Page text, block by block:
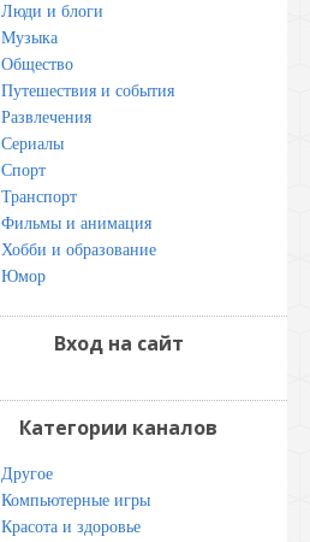
Люди и блоги
Музыка
Общество
Путешествия и события
Развлечения
Сериалы
Спорт
Транспорт
Фильмы и анимация
Хобби и образование
Юмор
Вход на сайт
Категории каналов
Другое
Компьютерные игры
Красота и здоровье